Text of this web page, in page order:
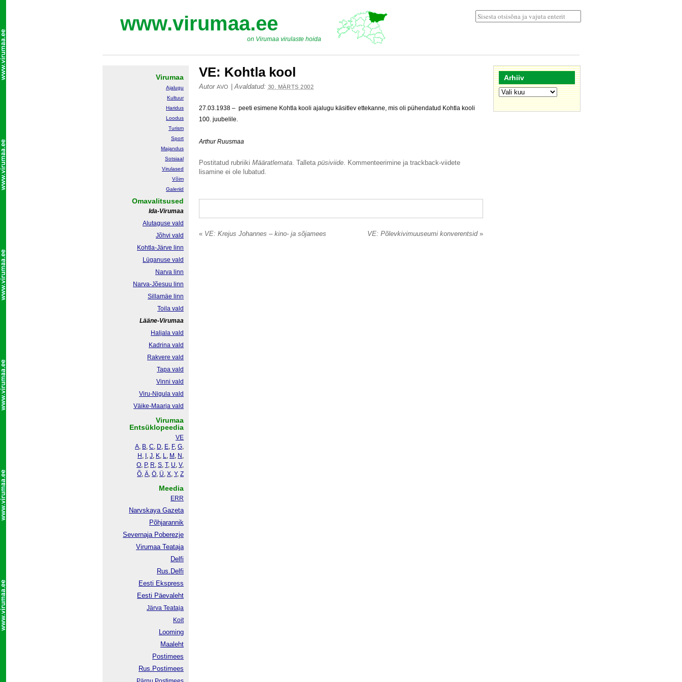
www.virumaa.ee
on Virumaa virulaste hoida
VE: Kohtla kool
Autor AVO |Avaldatud: 30. MÄRTS 2002
27.03.1938 – peeti esimene Kohtla kooli ajalugu käsitlev ettekanne, mis oli pühendatud Kohtla kooli
100. juubelile.
Arthur Ruusmaa
Postitatud rubriiki Määratlemata. Talleta püsiviide. Kommenteerimine ja trackback-viidete
lisamine ei ole lubatud.
« VE: Krejus Johannes – kino- ja sõjamees VE: Põlevkivimuuseumi konverentsid »
Virumaa
Ajalugu
Kultuur
Haridus
Loodus
Turism
Sport
Majandus
Sotsiaal
Virulased
Võim
Galeriid
Omavalitsused
Ida-Virumaa
Alutaguse vald
Jõhvi vald
Kohtla-Järve linn
Lüganuse vald
Narva linn
Narva-Jõesuu linn
Sillamäe linn
Toila vald
Lääne-Virumaa
Haljala vald
Kadrina vald
Rakvere vald
Tapa vald
Vinni vald
Viru-Nigula vald
Väike-Maarja vald
Virumaa
Entsüklopeedia
VE
A, B, C, D, E, F, G,
H , , J, K, L, M , N ,
O, P, R, S, T, U, V,
Õ, Ä, Ö, Ü, X, Y, Z
Meedia
ERR
Narvskaya Gazeta
Põhjarannik
Severnaja Poberezje
Virumaa Teataja
Delfi
Rus.Delfi
Eesti Ekspress
Eesti Päevaleht
Järva Teataja
Koit
Looming
Maaleht
Postimees
Rus.Postimees
Arhiiv
Arhiiv